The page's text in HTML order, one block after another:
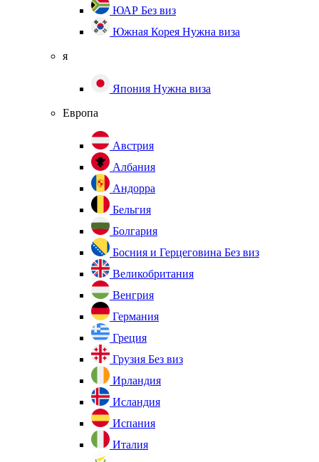
ЮАР Без виз
Южная Корея Нужна виза
я
Япония Нужна виза
Европа
Австрия
Албания
Андорра
Бельгия
Болгария
Босния и Герцеговина Без виз
Великобритания
Венгрия
Германия
Греция
Грузия Без виз
Ирландия
Исландия
Испания
Италия